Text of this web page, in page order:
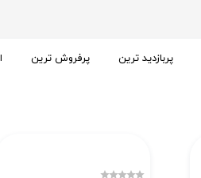
پربازدید ترین پرفروش ترین